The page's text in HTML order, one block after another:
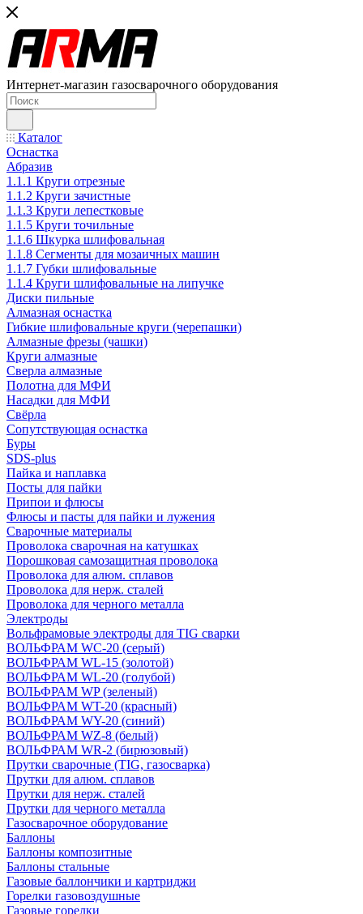
Интернет-магазин газосварочного оборудования
Каталог
Оснастка
Абразив
1.1.1 Круги отрезные
1.1.2 Круги зачистные
1.1.3 Круги лепестковые
1.1.5 Круги точильные
1.1.6 Шкурка шлифовальная
1.1.8 Сегменты для мозаичных машин
1.1.7 Губки шлифовальные
1.1.4 Круги шлифовальные на липучке
Диски пильные
Алмазная оснастка
Гибкие шлифовальные круги (черепашки)
Алмазные фрезы (чашки)
Круги алмазные
Сверла алмазные
Полотна для МФИ
Насадки для МФИ
Свёрла
Сопутствующая оснастка
Буры
SDS-plus
Пайка и наплавка
Посты для пайки
Припои и флюсы
Флюсы и пасты для пайки и лужения
Сварочные материалы
Проволока сварочная на катушках
Порошковая самозащитная проволока
Проволока для алюм. сплавов
Проволока для нерж. сталей
Проволока для черного металла
Электроды
Вольфрамовые электроды для TIG сварки
ВОЛЬФРАМ WC-20 (серый)
ВОЛЬФРАМ WL-15 (золотой)
ВОЛЬФРАМ WL-20 (голубой)
ВОЛЬФРАМ WP (зеленый)
ВОЛЬФРАМ WT-20 (красный)
ВОЛЬФРАМ WY-20 (синий)
ВОЛЬФРАМ WZ-8 (белый)
ВОЛЬФРАМ WR-2 (бирюзовый)
Прутки сварочные (TIG, газосварка)
Прутки для алюм. сплавов
Прутки для нерж. сталей
Прутки для черного металла
Газосварочное оборудование
Баллоны
Баллоны композитные
Баллоны стальные
Газовые баллончики и картриджи
Горелки газовоздушные
Газовые горелки